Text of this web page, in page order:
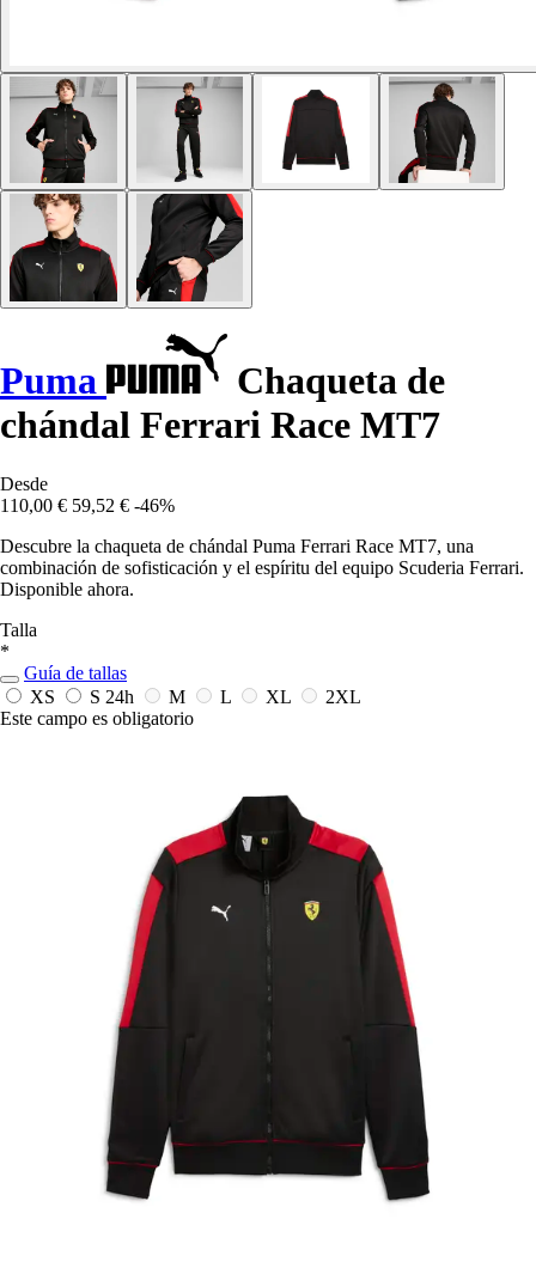
Puma
Chaqueta de
chándal Ferrari Race MT7
Desde
110,00 € 59,52 € -46%
Descubre la chaqueta de chándal Puma Ferrari Race MT7, una
combinación de sofisticación y el espíritu del equipo Scuderia Ferrari.
Disponible ahora.
Talla
*
Guía de tallas
XS
S 24h M L XL
2XL
Este campo es obligatorio